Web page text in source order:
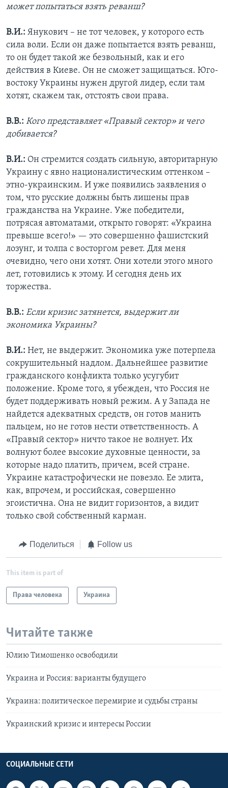
может попытаться взять реванш?
В.И.: Янукович – не тот человек, у которого есть
сила воли. Если он даже попытается взять реванш,
то он будет такой же безвольный, как и его
действия в Киеве. Он не сможет защищаться. Юго-
востоку Украины нужен другой лидер, если там
хотят, скажем так, отстоять свои права.
В.В.: Кого представляет «Правый сектор» и чего
добивается?
В.И.: Он стремится создать сильную, авторитарную
Украину с явно националистическим оттенком –
этно-украинским. И уже появились заявления о
том, что русские должны быть лишены прав
гражданства на Украине. Уже победители,
потрясая автоматами, открыто говорят: «Украина
превыше всего!» — это совершенно фашистский
лозунг, и толпа с восторгом ревет. Для меня
очевидно, чего они хотят. Они хотели этого много
лет, готовились к этому. И сегодня день их
торжества.
В.В.: Если кризис затянется, выдержит ли
экономика Украины?
В.И.: Нет, не выдержит. Экономика уже потерпела
сокрушительный надлом. Дальнейшее развитие
гражданского конфликта только усугубит
положение. Кроме того, я убежден, что Россия не
будет поддерживать новый режим. А у Запада не
найдется адекватных средств, он готов манить
пальцем, но не готов нести ответственность. А
«Правый сектор» ничто такое не волнует. Их
волнуют более высокие духовные ценности, за
которые надо платить, причем, всей стране.
Украине катастрофически не повезло. Ее элита,
как, впрочем, и российская, совершенно
эгоистична. Она не видит горизонтов, а видит
только свой собственный карман.
Поделиться Follow us
This item is part of
Права человека Украина
Читайте также
Юлию Тимошенко освободили
Украина и Россия: варианты будущего
Украина: политическое перемирие и судьбы страны
Украинский кризис и интересы России
СОЦИАЛЬНЫЕ СЕТИ